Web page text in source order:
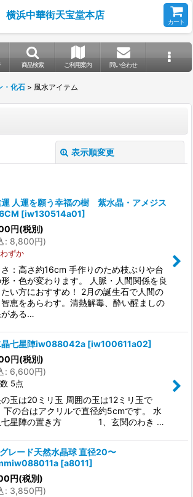
横浜中華街天宝堂本店
カート
商品検索 ご利用案内 問い合わせ
・化石 > 風水アイテム
表示順変更
人運を願う幸福の樹 紫水晶・アメジス
[iw130514a01]
円(税別)
: 8,800円)
ずか
：高さ約16cm 手作りのため枝ぶりや台
・色が変わります。 人脈・人間関係を良
たい方におすすめ！ 2月の誕生石で人間の
恵をあらわす。清熱解毒、酔い醒ましの
がある…
晶七星陣iw088042a [iw100611a02]
円(税別)
: 6,600円)
5点
玉は20ミリ玉 周囲の玉は12ミリ玉で
下の台はアクリルで直径約5cmです。 水
七星陣の置き方 1、玄関のわき …
レード天然水晶球 直径20〜
[a8011]
円(税別)
: 3,850円)